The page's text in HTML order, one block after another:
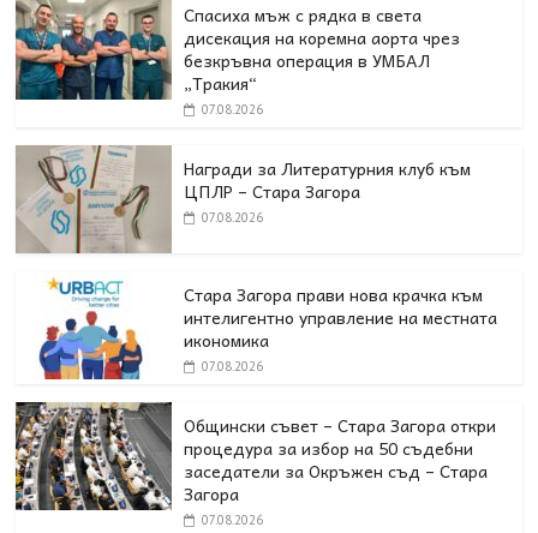
Спасиха мъж с рядка в света
дисекация на коремна аорта чрез
безкръвна операция в УМБАЛ
„Тракия“
07.08.2026
Награди за Литературния клуб към
ЦПЛР – Стара Загора
07.08.2026
Стара Загора прави нова крачка към
интелигентно управление на местната
икономика
07.08.2026
Общински съвет – Стара Загора откри
процедура за избор на 50 съдебни
заседатели за Окръжен съд – Стара
Загора
07.08.2026